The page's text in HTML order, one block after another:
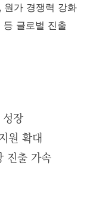
원가 경쟁력 강화
등 글로벌 진출
장
원 확대
진출 가속